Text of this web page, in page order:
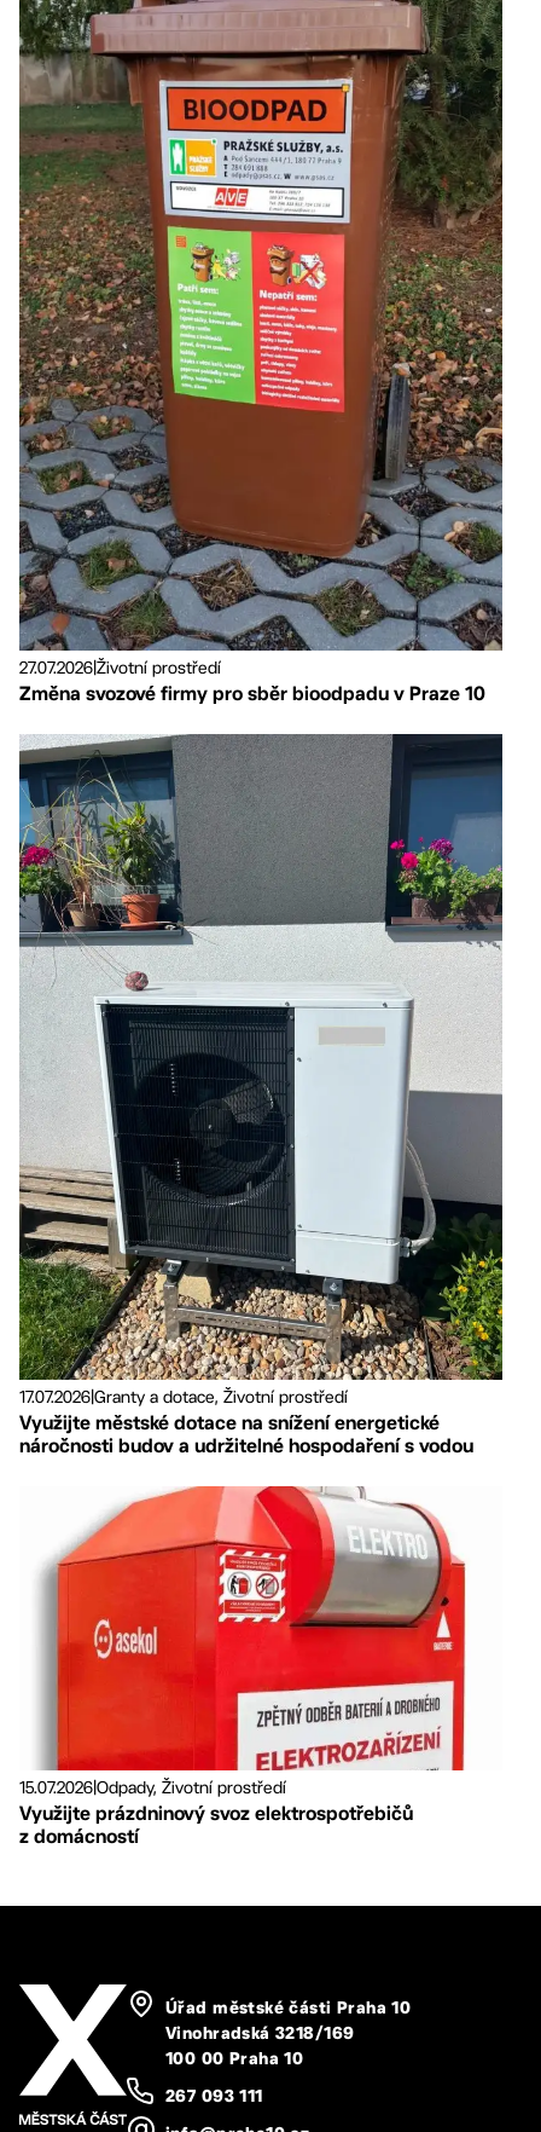
27.07.2026Životní prostředí
Změna svozové firmy pro sběr bioodpadu v Praze 10
17.07.2026Granty a dotace, Životní prostředí
Využijte městské dotace na snížení energetické
náročnosti budov a udržitelné hospodaření s vodou
15.07.2026Odpady, Životní prostředí
Využijte prázdninový svoz elektrospotřebičů
z domácností
Úřad městské části Praha 10
Vinohradská 3218/169
100 00 Praha 10
267 093 111